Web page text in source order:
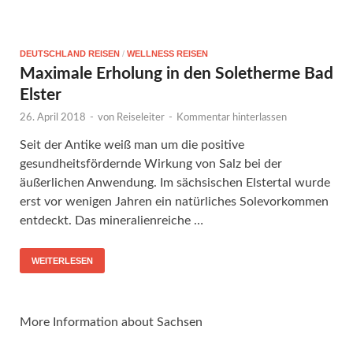
DEUTSCHLAND REISEN / WELLNESS REISEN
Maximale Erholung in den Soletherme Bad
Elster
26. April 2018 - von Reiseleiter - Kommentar hinterlassen
Seit der Antike weiß man um die positive
gesundheitsfördernde Wirkung von Salz bei der
äußerlichen Anwendung. Im sächsischen Elstertal wurde
erst vor wenigen Jahren ein natürliches Solevorkommen
entdeckt. Das mineralienreiche …
WEITERLESEN
More Information about Sachsen